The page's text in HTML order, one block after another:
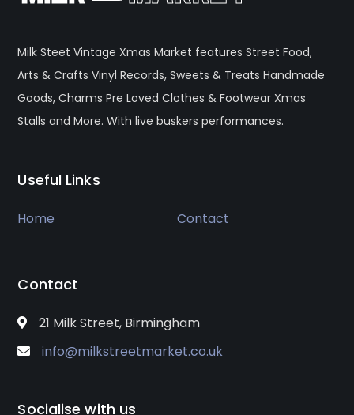
Milk Steet Vintage Xmas Market features Street Food,
Arts & Crafts Vinyl Records, Sweets & Treats Handmade
Goods, Charms Pre Loved Clothes & Footwear Xmas
Stalls and More. With live buskers performances.
Useful Links
Home Contact
Contact
21 Milk Street, Birmingham
info@milkstreetmarket.co.uk
Socialise with us